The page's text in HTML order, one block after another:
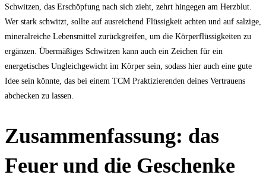
Schwitzen, das Erschöpfung nach sich zieht, zehrt hingegen am Herzblut.
Wer stark schwitzt, sollte auf ausreichend Flüssigkeit achten und auf salzige,
mineralreiche Lebensmittel zurückgreifen, um die Körperflüssigkeiten zu
ergänzen. Übermäßiges Schwitzen kann auch ein Zeichen für ein
energetisches Ungleichgewicht im Körper sein, sodass hier auch eine gute
Idee sein könnte, das bei einem TCM Praktizierenden deines Vertrauens
abchecken zu lassen.
Zusammenfassung: das
Feuer und die Geschenke